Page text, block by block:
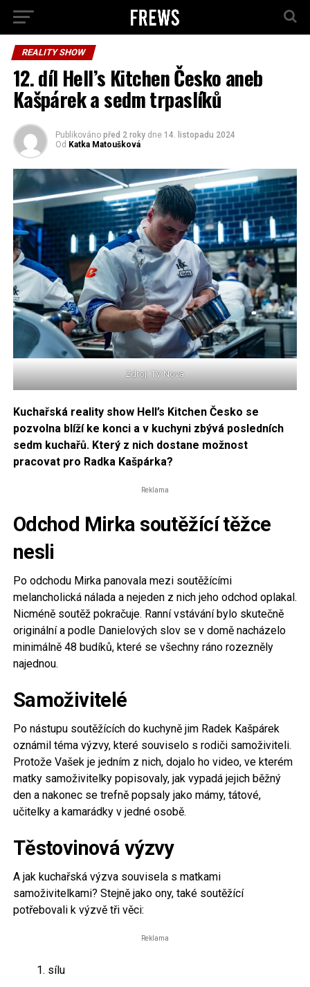
REALITY SHOW
12. díl Hell’s Kitchen Česko aneb
Kašpárek a sedm trpaslíků
Publikováno před 2 roky dne 14. listopadu 2024
Od Katka Matoušková
Zdroj: TV Nova
Kuchařská reality show Hell’s Kitchen Česko se
pozvolna blíží ke konci a v kuchyni zbývá posledních
sedm kuchařů. Který z nich dostane možnost
pracovat pro Radka Kašpárka?
Reklama
Odchod Mirka soutěžící těžce
nesli
Po odchodu Mirka panovala mezi soutěžícími
melancholická nálada a nejeden z nich jeho odchod oplakal.
Nicméně soutěž pokračuje. Ranní vstávání bylo skutečně
originální a podle Danielových slov se v domě nacházelo
minimálně 48 budíků, které se všechny ráno rozezněly
najednou.
Samoživitelé
Po nástupu soutěžících do kuchyně jim Radek Kašpárek
oznámil téma výzvy, které souviselo s rodiči samoživiteli.
Protože Vašek je jedním z nich, dojalo ho video, ve kterém
matky samoživitelky popisovaly, jak vypadá jejich běžný
den a nakonec se trefně popsaly jako mámy, tátové,
učitelky a kamarádky v jedné osobě.
Těstovinová výzvy
A jak kuchařská výzva souvisela s matkami
samoživitelkami? Stejně jako ony, také soutěžící
potřebovali k výzvě tři věci:
Reklama
sílu